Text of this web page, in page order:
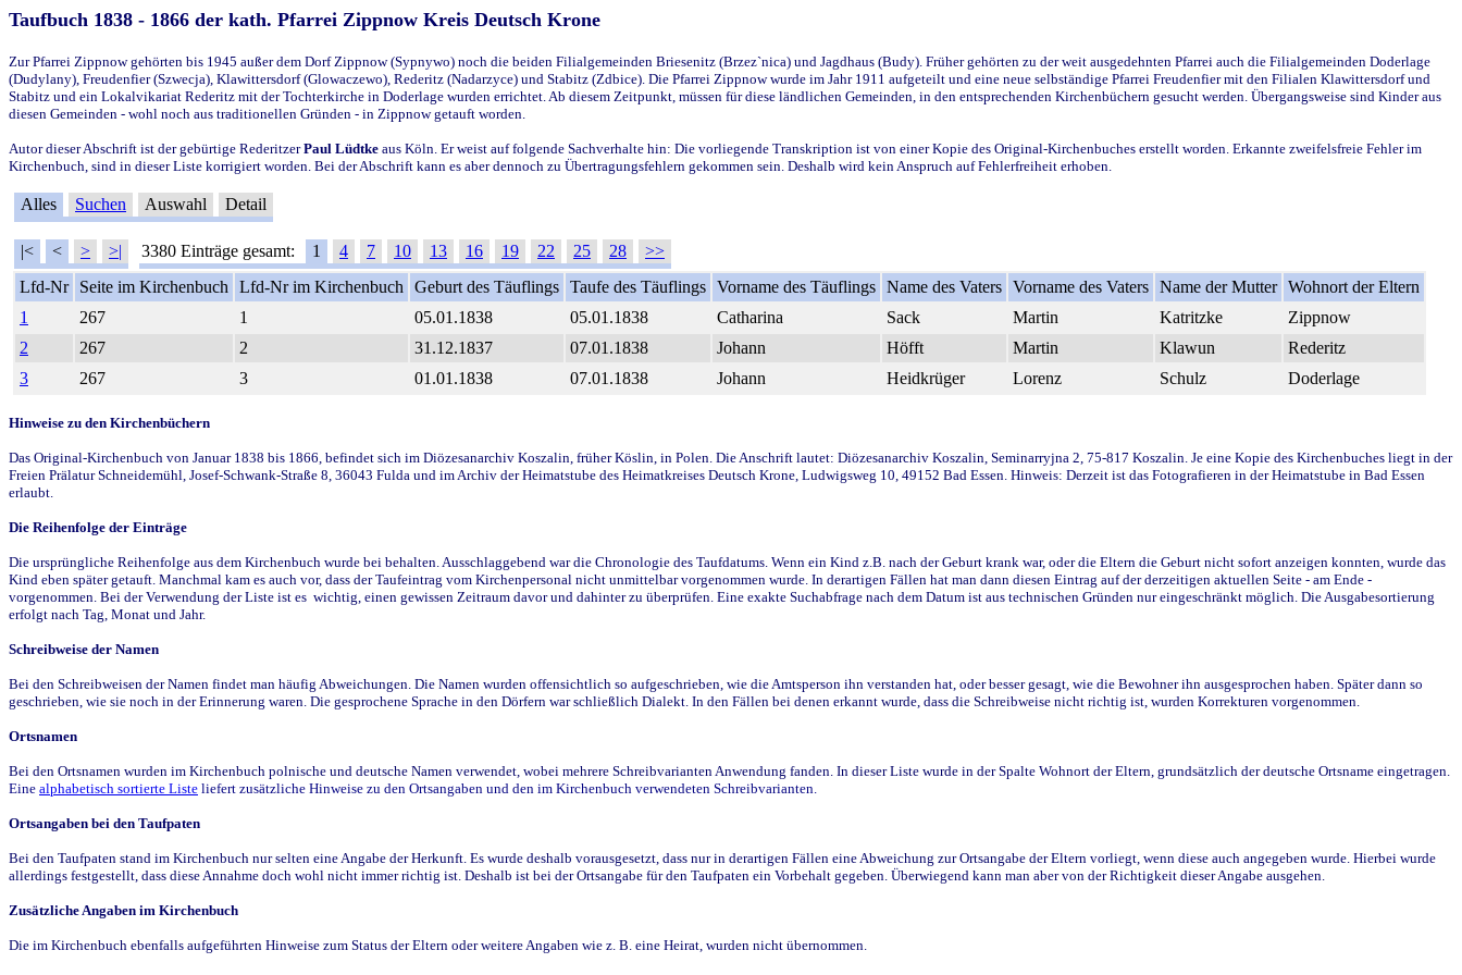
Taufbuch 1838 - 1866 der kath. Pfarrei Zippnow Kreis Deutsch Krone
Zur Pfarrei Zippnow gehörten bis 1945 außer dem Dorf Zippnow (Sypnywo) noch die beiden Filialgemeinden Briesenitz (Brzez`nica) und Jagdhaus (Budy). Früher gehörten zu der weit ausgedehnten Pfarrei auch die Filialgemeinden Doderlage
(Dudylany), Freudenfier (Szwecja), Klawittersdorf (Glowaczewo), Rederitz (Nadarzyce) und Stabitz (Zdbice). Die Pfarrei Zippnow wurde im Jahr 1911 aufgeteilt und eine neue selbständige Pfarrei Freudenfier mit den Filialen Klawittersdorf und
Stabitz und ein Lokalvikariat Rederitz mit der Tochterkirche in Doderlage wurden errichtet. Ab diesem Zeitpunkt, müssen für diese ländlichen Gemeinden, in den entsprechenden Kirchenbüchern gesucht werden. Übergangsweise sind Kinder aus
diesen Gemeinden - wohl noch aus traditionellen Gründen - in Zippnow getauft worden.
Autor dieser Abschrift ist der gebürtige RederitzerPaul Lüdtke aus Köln. Er weist auf folgende Sachverhalte hin: Die vorliegende Transkription ist von einer Kopie des Original-Kirchenbuches erstellt worden. Erkannte zweifelsfreie Fehler im
Kirchenbuch, sind in dieser Liste korrigiert worden. Bei der Abschrift kann es aber dennoch zu Übertragungsfehlern gekommen sein. Deshalb wird kein Anspruch auf Fehlerfreiheit erhoben.
Alles Suchen Auswahl Detail
|< < > >| 3380 Einträge gesamt: 1 4 7 10 13 16 19 22 25 28
>>
Lfd-Nr
Seite im Kirchenbuch Lfd-Nr im Kirchenbuch Geburt des Täuflings Taufe des Täuflings Vorname des Täuflings Name des Vaters Vorname des Vaters Name der Mutter Wohnort der Eltern
1
267 1 05.01.1838 05.01.1838 Catharina Sack Martin Katritzke
Zippnow
2
267 2 31.12.1837 07.01.1838 Johann Höfft Martin Klawun
Rederitz
3
267 3 01.01.1838 07.01.1838 Johann Heidkrüger Lorenz Schulz Doderlage
Hinweise zu den Kirchenbüchern
Das Original-Kirchenbuch von Januar 1838 bis 1866, befindet sich im Diözesanarchiv Koszalin, früher Köslin, in Polen. Die Anschrift lautet: Diözesanarchiv Koszalin, Seminarryjna 2, 75-817 Koszalin. Je eine Kopie des Kirchenbuches liegt in der
Freien Prälatur Schneidemühl, Josef-Schwank-Straße 8, 36043 Fulda und im Archiv der Heimatstube des Heimatkreises Deutsch Krone, Ludwigsweg 10, 49152 Bad Essen. Hinweis: Derzeit ist das Fotografieren in der Heimatstube in Bad Essen
erlaubt.
Die Reihenfolge der Einträge
Die ursprüngliche Reihenfolge aus dem Kirchenbuch wurde bei behalten. Ausschlaggebend war die Chronologie des Taufdatums. Wenn ein Kind z.B. nach der Geburt krank war, oder die Eltern die Geburt nicht sofort anzeigen konnten, wurde das
Kind eben später getauft. Manchmal kam es auch vor, dass der Taufeintrag vom Kirchenpersonal nicht unmittelbar vorgenommen wurde. In derartigen Fällen hat man dann diesen Eintrag auf der derzeitigen aktuellen Seite - am Ende -
vorgenommen. Bei der Verwendung der Liste ist es wichtig, einen gewissen Zeitraum davor und dahinter zu überprüfen. Eine exakte Suchabfrage nach dem Datum ist aus technischen Gründen nur eingeschränkt möglich. Die Ausgabesortierung
erfolgt nach Tag, Monat und Jahr.
Schreibweise der Namen
Bei den Schreibweisen der Namen findet man häufig Abweichungen. Die Namen wurden offensichtlich so aufgeschrieben, wie die Amtsperson ihn verstanden hat, oder besser gesagt, wie die Bewohner ihn ausgesprochen haben. Später dann so
geschrieben, wie sie noch in der Erinnerung waren. Die gesprochene Sprache in den Dörfern war schließlich Dialekt. In den Fällen bei denen erkannt wurde, dass die Schreibweise nicht richtig ist, wurden Korrekturen vorgenommen.
Ortsnamen
Bei den Ortsnamen wurden im Kirchenbuch polnische und deutsche Namen verwendet, wobei mehrere Schreibvarianten Anwendung fanden. In dieser Liste wurde in der Spalte Wohnort der Eltern, grundsätzlich der deutsche Ortsname eingetragen.
Eine alphabetisch sortierte Liste liefert zusätzliche Hinweise zu den Ortsangaben und den im Kirchenbuch verwendeten Schreibvarianten.
Ortsangaben bei den Taufpaten
Bei den Taufpaten stand im Kirchenbuch nur selten eine Angabe der Herkunft. Es wurde deshalb vorausgesetzt, dass nur in derartigen Fällen eine Abweichung zur Ortsangabe der Eltern vorliegt, wenn diese auch angegeben wurde. Hierbei wurde
allerdings festgestellt, dass diese Annahme doch wohl nicht immer richtig ist. Deshalb ist bei der Ortsangabe für den Taufpaten ein Vorbehalt gegeben. Überwiegend kann man aber von der Richtigkeit dieser Angabe ausgehen.
Zusätzliche Angaben im Kirchenbuch
Die im Kirchenbuch ebenfalls aufgeführten Hinweise zum Status der Eltern oder weitere Angaben wie z. B. eine Heirat, wurden nicht übernommen.